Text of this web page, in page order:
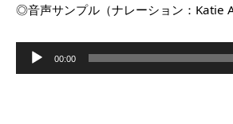
◎音声サンプル（ナレーション：Katie
音
プ
00:00